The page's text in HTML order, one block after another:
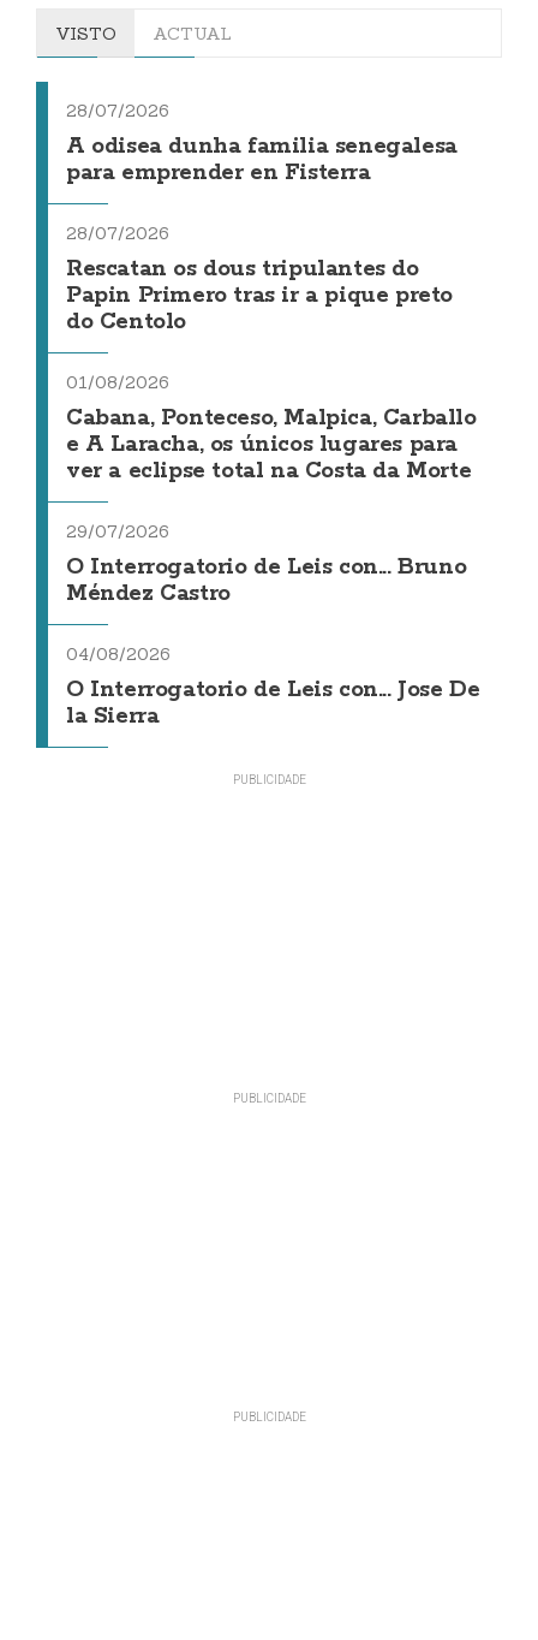
VISTO ACTUAL
28/07/2026
A odisea dunha familia senegalesa
para emprender en Fisterra
28/07/2026
Rescatan os dous tripulantes do
Papin Primero tras ir a pique preto
do Centolo
01/08/2026
Cabana, Ponteceso, Malpica, Carballo
e A Laracha, os únicos lugares para
ver a eclipse total na Costa da Morte
29/07/2026
O Interrogatorio de Leis con... Bruno
Méndez Castro
04/08/2026
O Interrogatorio de Leis con... Jose De
la Sierra